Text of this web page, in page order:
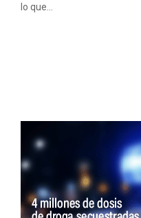
lo que...